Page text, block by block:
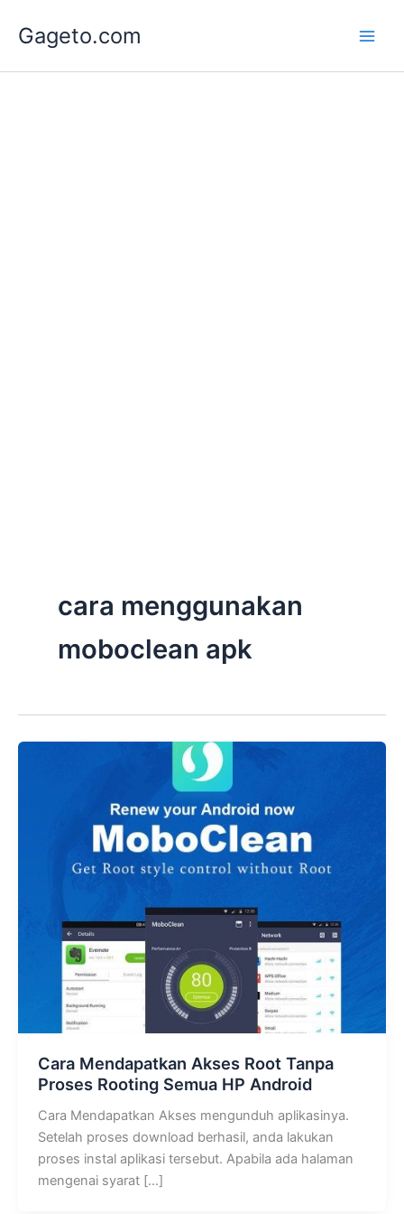
Gageto.com
cara menggunakan
moboclean apk
Cara Mendapatkan Akses Root Tanpa
Proses Rooting Semua HP Android
Cara Mendapatkan Akses mengunduh aplikasinya.
Setelah proses download berhasil, anda lakukan
proses instal aplikasi tersebut. Apabila ada halaman
mengenai syarat […]